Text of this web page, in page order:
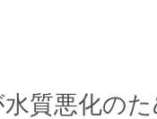
質悪化の